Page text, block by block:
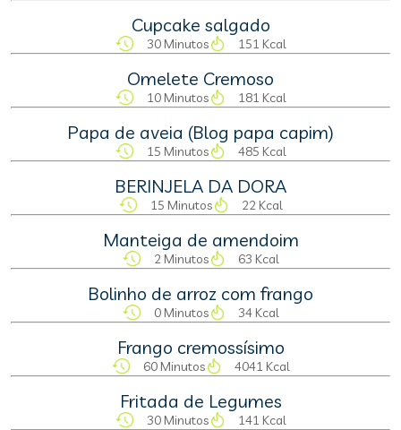
Cupcake salgado
30 Minutos 151 Kcal
Omelete Cremoso
10 Minutos 181 Kcal
Papa de aveia (Blog papa capim)
15 Minutos 485 Kcal
BERINJELA DA DORA
15 Minutos 22 Kcal
Manteiga de amendoim
2 Minutos 63 Kcal
Bolinho de arroz com frango
0 Minutos 34 Kcal
Frango cremossísimo
60 Minutos 4041 Kcal
Fritada de Legumes
30 Minutos 141 Kcal